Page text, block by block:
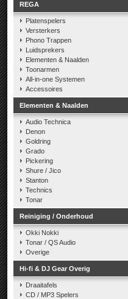
REGA
Platenspelers
Versterkers
Phono Trappen
Luidsprekers
Elementen & Naalden
Toonarmen
All-in-one Systemen
Accessoires
Elementen & Naalden
Audio Technica
Denon
Goldring
Grado
Pickering
Shure / Jico
Stanton
Technics
Tonar
Reiniging / Onderhoud
Okki Nokki
Tonar / QS Audio
Overige
Hi-fi & DJ Gear Overig
Draaitafels
CD / MP3 Spelers